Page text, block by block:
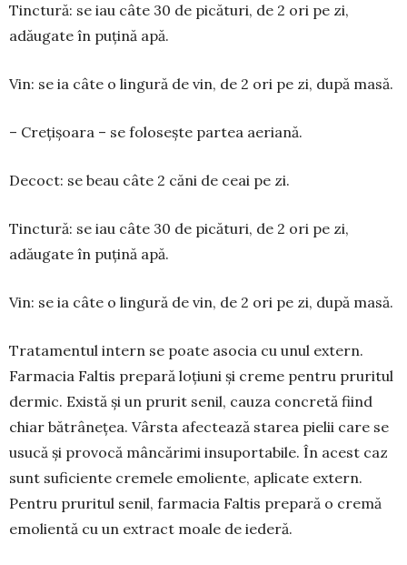
Tinctură: se iau câte 30 de picături, de 2 ori pe zi,
adăugate în puțină apă.
Vin: se ia câte o lingură de vin, de 2 ori pe zi, după masă.
– Crețișoara – se folosește partea aeriană.
Decoct: se beau câte 2 căni de ceai pe zi.
Tinctură: se iau câte 30 de picături, de 2 ori pe zi,
adăugate în puțină apă.
Vin: se ia câte o lingură de vin, de 2 ori pe zi, după masă.
Tratamentul intern se poate asocia cu unul ex­tern.
Farmacia Faltis prepară loțiuni și creme pentru pruritul
dermic. Există și un prurit senil, cauza con­cretă fiind
chiar bătrânețea. Vârsta afectează starea pielii care se
usucă și provocă mâncărimi in­su­portabile. În acest caz
sunt suficiente cremele emo­liente, aplicate extern.
Pentru pruritul senil, farma­cia Faltis prepară o cremă
emolientă cu un extract moale de iederă.